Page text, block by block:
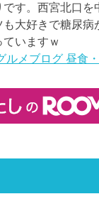
す。西宮北口を
大好きで糖尿病
いますｗ